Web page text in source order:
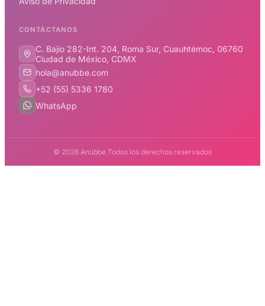
CONTÁCTANOS
C. Bajío 282-Int. 204, Roma Sur, Cuauhtémoc, 06760
Ciudad de México, CDMX
hola@anubbe.com
+52 (55) 5336 1780
WhatsApp
© 2026 Anubbe·Todos los derechos reservados